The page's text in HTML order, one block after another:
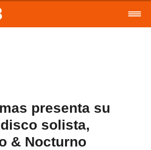
presenta su
solista,
& Nocturno